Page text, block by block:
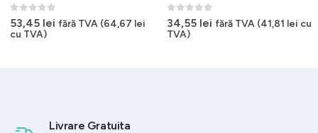
0out of 5
53,45 lei fără TVA (64,67 lei
cu TVA)
0out of 5
34,55 lei fără TVA (41,81 lei cu
TVA)
Livrare Gratuita